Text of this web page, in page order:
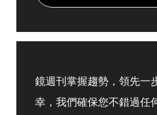
鏡週刊掌握趨勢，領先一
幸，我們確保您不錯過任